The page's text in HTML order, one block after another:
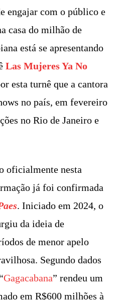
engajar com o público e
casa do milhão de
está se apresentando
Las Mujeres Ya No
esta turnê que a cantora
no país, em fevereiro
no Rio de Janeiro e
oficialmente nesta
já foi confirmada
. Iniciado em 2024, o
da ideia de
de menor apelo
Segundo dados
Gagacabana” rendeu um
em R$600 milhões à